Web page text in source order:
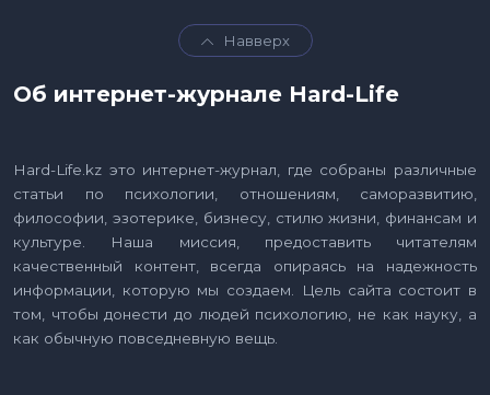
Навверх
Об интернет-журнале Hard-Life
Hard-Life.kz это интернет-журнал, где собраны различные
статьи по психологии, отношениям, саморазвитию,
философии, эзотерике, бизнесу, стилю жизни, финансам и
культуре. Наша миссия, предоставить читателям
качественный контент, всегда опираясь на надежность
информации, которую мы создаем. Цель сайта состоит в
том, чтобы донести до людей психологию, не как науку, а
как обычную повседневную вещь.